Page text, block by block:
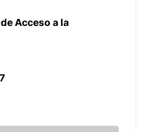
Acceso a la